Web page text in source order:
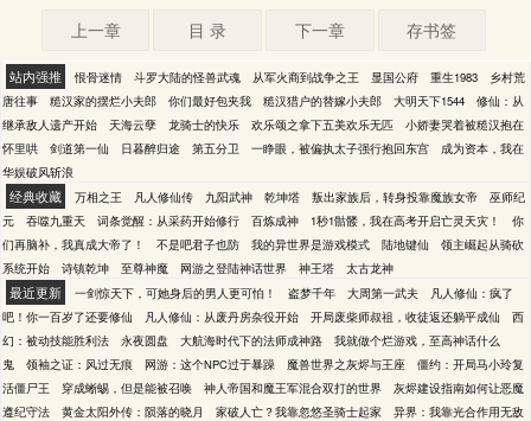
上一章 目 录 下一章 存书签
站内强推 恨骨迷情 斗罗大陆的怪兽武魂 从军火商到战争之王 显国公府 重生1983
乡村荒
唐往事
糙汉家的摆烂小夫郎 你们最好包夹我 糙汉猎户的替嫁小夫郎 大明天下1544
修仙：从
继承敌人遗产开始
天海云孽 龙骑士的快乐 欢乐颂之拿下五美欢乐无匹
小娇妻哭着被糙汉抱在
怀里哄
剑道第一仙 日暮醉归途 第五分卫 一睁眼，被偏执太子强行抱回东宫
成为资本，我在
华娱破风斩浪
经典收藏 万相之王 凡人修仙传 九阳武神 乾坤塔 叛出家族后，转身投靠魔族女帝
巫师纪
元
吞噬九重天 词条觉醒：从采药开始修行 百炼成神 1秒1骷髅，我在高考开启亡灵天灾！
你
们再脑补，我真成大帝了！
不是吧君子也防 我的异世界是游戏模式 陆地键仙
领主崛起从骑砍
系统开始
诗镇乾坤 至尊神魔 网游之登陆神话世界 神王塔 太古龙神
最近更新 一剑惊天下，可她身后的男人更可怕！ 盗梦千年 大周第一武夫
凡人修仙：疯了
吧！你一百岁了还要修仙
凡人修仙：从废丹房杂役开始 开局废柴师叔祖，收徒返还躺平成仙
西
幻：被动技能胜利法
永夜圆盘 大航海时代下的法师成神路
我就做个烂游戏，至高神话什么
鬼
领袖之证：风过无痕 网游：这个NPC过于暴躁 魔兽世界之灰烬与王座
僵约：开局马小玲复
活僵尸王
穿成蜥蜴，但是能被召唤 神人帝国和魔王军混合双打的世界
灰烬建设指南如何让恶魔
遵纪守法
黄金太阳外传：陨落的晓月 家破人亡？我靠忽悠圣骑士起家 异界：我靠光合作用无敌